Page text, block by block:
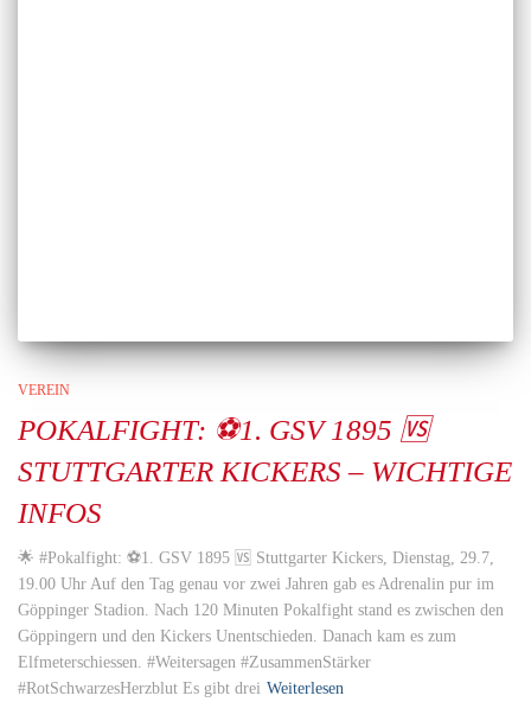
VEREIN
POKALFIGHT: ⚽1. GSV 1895 🆚
STUTTGARTER KICKERS – WICHTIGE
INFOS
🌟 #Pokalfight: ⚽1. GSV 1895 🆚 Stuttgarter Kickers, Dienstag, 29.7,
19.00 Uhr Auf den Tag genau vor zwei Jahren gab es Adrenalin pur im
Göppinger Stadion. Nach 120 Minuten Pokalfight stand es zwischen den
Göppingern und den Kickers Unentschieden. Danach kam es zum
Elfmeterschiessen. #Weitersagen #ZusammenStärker
#RotSchwarzesHerzblut Es gibt drei Weiterlesen